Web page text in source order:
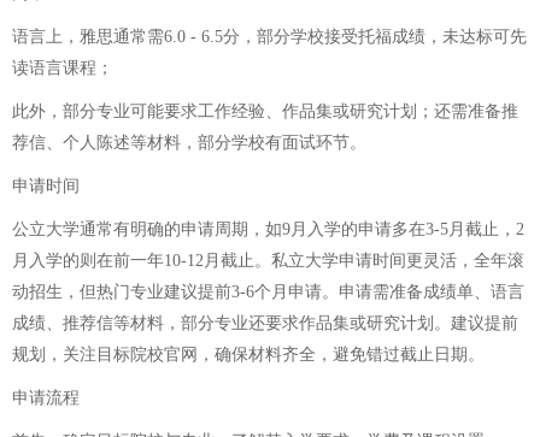
语言上，雅思通常需6.0 - 6.5分，部分学校接受托福成绩，未达标可先
读语言课程；
此外，部分专业可能要求工作经验、作品集或研究计划；还需准备推
荐信、个人陈述等材料，部分学校有面试环节。
申请时间
公立大学通常有明确的申请周期，如9月入学的申请多在3-5月截止，2
月入学的则在前一年10-12月截止。私立大学申请时间更灵活，全年滚
动招生，但热门专业建议提前3-6个月申请。申请需准备成绩单、语言
成绩、推荐信等材料，部分专业还要求作品集或研究计划。建议提前
规划，关注目标院校官网，确保材料齐全，避免错过截止日期。
申请流程